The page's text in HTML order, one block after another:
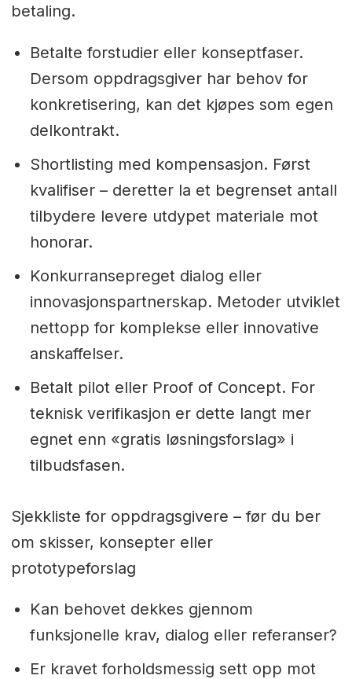
betaling.
Betalte forstudier eller konseptfaser.
Dersom oppdragsgiver har behov for
konkretisering, kan det kjøpes som egen
delkontrakt.
Shortlisting med kompensasjon. Først
kvalifiser – deretter la et begrenset antall
tilbydere levere utdypet materiale mot
honorar.
Konkurransepreget dialog eller
innovasjonspartnerskap. Metoder utviklet
nettopp for komplekse eller innovative
anskaffelser.
Betalt pilot eller Proof of Concept. For
teknisk verifikasjon er dette langt mer
egnet enn «gratis løsningsforslag» i
tilbudsfasen.
Sjekkliste for oppdragsgivere – før du ber
om skisser, konsepter eller
prototypeforslag
Kan behovet dekkes gjennom
funksjonelle krav, dialog eller referanser?
Er kravet forholdsmessig sett opp mot